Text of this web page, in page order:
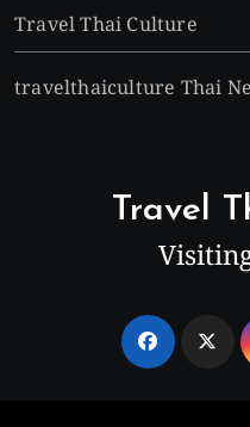
Travel Thai Culture
travelthaiculture Thai
Travel